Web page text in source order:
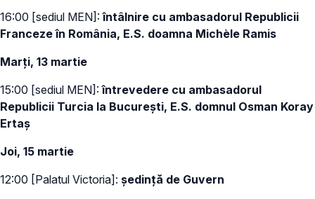
16:00 [sediul MEN]:întâlnire cu ambasadorul Republicii
Franceze în România, E.S. doamna Michèle Ramis
Marți, 13 martie
15:00 [sediul MEN]:întrevedere cu ambasadorul
Republicii Turcia la București, E.S. domnul Osman Koray
Ertaș
Joi, 15 martie
12:00 [Palatul Victoria]: ședință de Guvern